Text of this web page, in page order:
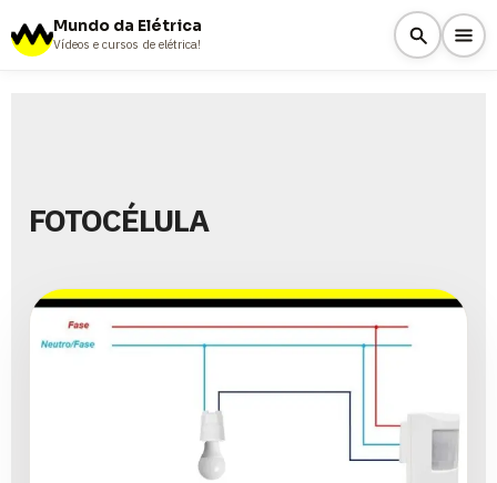
Mundo da Elétrica
Vídeos e cursos de elétrica!
FOTOCÉLULA